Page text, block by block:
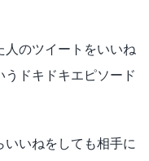
人のツイートをいいね
うドキドキエピソード
いいねをしても相手に